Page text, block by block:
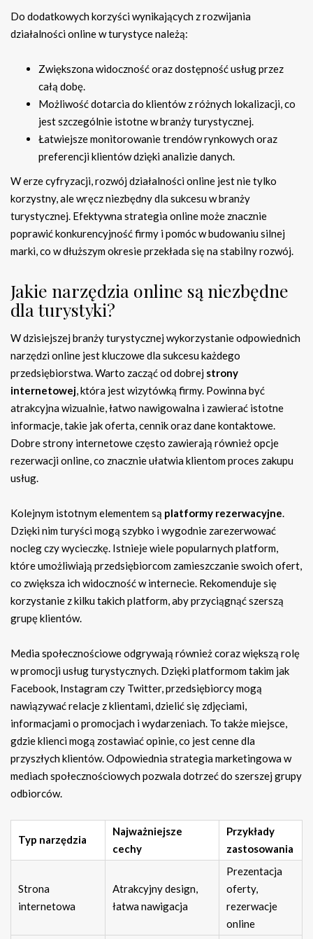
Do dodatkowych korzyści wynikających z rozwijania
działalności online w turystyce należą:
Zwiększona widoczność oraz dostępność usług przez
całą dobę.
Możliwość dotarcia do klientów z różnych lokalizacji, co
jest szczególnie istotne w branży turystycznej.
Łatwiejsze monitorowanie trendów rynkowych oraz
preferencji klientów dzięki analizie danych.
W erze cyfryzacji, rozwój działalności online jest nie tylko
korzystny, ale wręcz niezbędny dla sukcesu w branży
turystycznej. Efektywna strategia online może znacznie
poprawić konkurencyjność firmy i pomóc w budowaniu silnej
marki, co w dłuższym okresie przekłada się na stabilny rozwój.
Jakie narzędzia online są niezbędne
dla turystyki?
W dzisiejszej branży turystycznej wykorzystanie odpowiednich
narzędzi online jest kluczowe dla sukcesu każdego
przedsiębiorstwa. Warto zacząć od dobrej strony
internetowej, która jest wizytówką firmy. Powinna być
atrakcyjna wizualnie, łatwo nawigowalna i zawierać istotne
informacje, takie jak oferta, cennik oraz dane kontaktowe.
Dobre strony internetowe często zawierają również opcje
rezerwacji online, co znacznie ułatwia klientom proces zakupu
usług.
Kolejnym istotnym elementem są platformy rezerwacyjne.
Dzięki nim turyści mogą szybko i wygodnie zarezerwować
nocleg czy wycieczkę. Istnieje wiele popularnych platform,
które umożliwiają przedsiębiorcom zamieszczanie swoich ofert,
co zwiększa ich widoczność w internecie. Rekomenduje się
korzystanie z kilku takich platform, aby przyciągnąć szerszą
grupę klientów.
Media społecznościowe odgrywają również coraz większą rolę
w promocji usług turystycznych. Dzięki platformom takim jak
Facebook, Instagram czy Twitter, przedsiębiorcy mogą
nawiązywać relacje z klientami, dzielić się zdjęciami,
informacjami o promocjach i wydarzeniach. To także miejsce,
gdzie klienci mogą zostawiać opinie, co jest cenne dla
przyszłych klientów. Odpowiednia strategia marketingowa w
mediach społecznościowych pozwala dotrzeć do szerszej grupy
odbiorców.
Typ narzędzia
Najważniejsze
cechy
Przykłady
zastosowania
Strona
internetowa
Atrakcyjny design,
łatwa nawigacja
Prezentacja
oferty,
rezerwacje
online